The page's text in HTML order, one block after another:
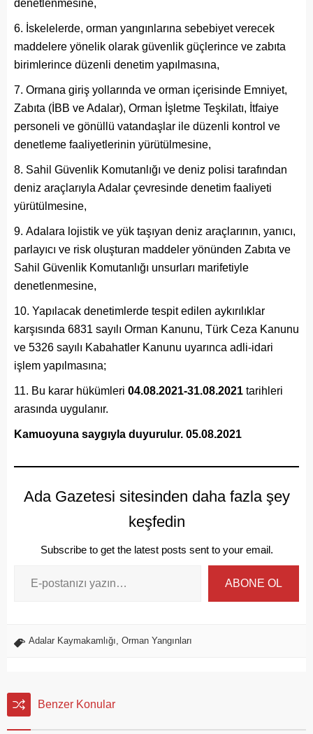
denetlenmesine,
İskelelerde, orman yangınlarına sebebiyet verecek
maddelere yönelik olarak güvenlik güçlerince ve zabıta
birimlerince düzenli denetim yapılmasına,
Ormana giriş yollarında ve orman içerisinde Emniyet,
Zabıta (İBB ve Adalar), Orman İşletme Teşkilatı, İtfaiye
personeli ve gönüllü vatandaşlar ile düzenli kontrol ve
denetleme faaliyetlerinin yürütülmesine,
Sahil Güvenlik Komutanlığı ve deniz polisi tarafından
deniz araçlarıyla Adalar çevresinde denetim faaliyeti
yürütülmesine,
Adalara lojistik ve yük taşıyan deniz araçlarının, yanıcı,
parlayıcı ve risk oluşturan maddeler yönünden Zabıta ve
Sahil Güvenlik Komutanlığı unsurları marifetiyle
denetlenmesine,
Yapılacak denetimlerde tespit edilen aykırılıklar
karşısında 6831 sayılı Orman Kanunu, Türk Ceza Kanunu
ve 5326 sayılı Kabahatler Kanunu uyarınca adli-idari
işlem yapılmasına;
Bu karar hükümleri 04.08.2021-31.08.2021 tarihleri
arasında uygulanır.
Kamuoyuna saygıyla duyurulur. 05.08.2021
Ada Gazetesi sitesinden daha fazla şey
keşfedin
Subscribe to get the latest posts sent to your email.
ABONE OL
Adalar Kaymakamlığı, Orman Yangınları
Benzer Konular